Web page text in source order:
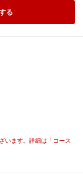
る
います。詳細は「コース